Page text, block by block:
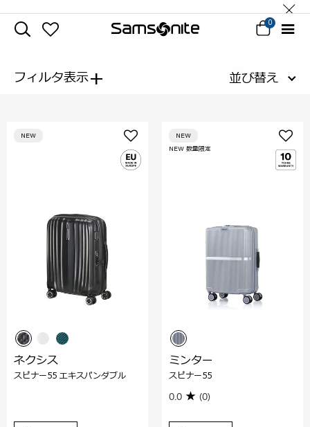
0
フィルタ表示+ 並び替え
NEW
ネクシス
スピナー55 エキスパンダブル
NEW 数量限定
NEW
ミンター
スピナー55
0.0 (0)